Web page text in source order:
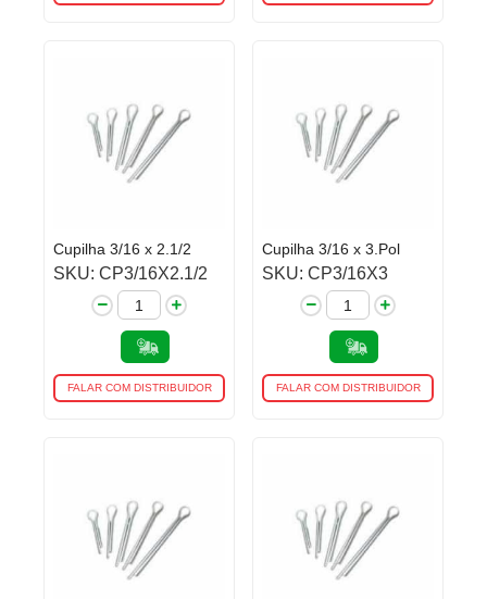
Cupilha 3/16 x 2.1/2
SKU: CP3/16X2.1/2
FALAR COM DISTRIBUIDOR
Cupilha 3/16 x 3.Pol
SKU: CP3/16X3
FALAR COM DISTRIBUIDOR